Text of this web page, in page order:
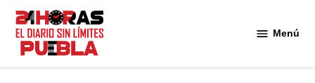
Saltar
contenido
Menú